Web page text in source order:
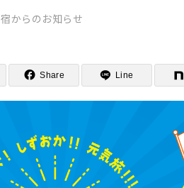
宿からのお知らせ
Share Line